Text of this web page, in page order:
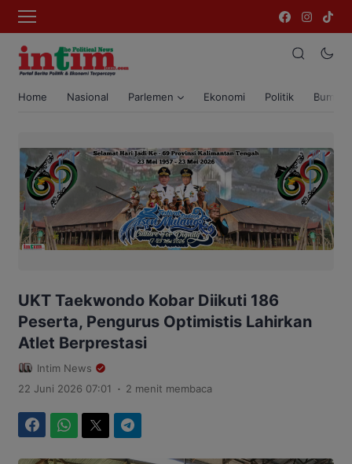
Home Nasional Parlemen Ekonomi Politik Bumi
UKT Taekwondo Kobar Diikuti 186
Peserta, Pengurus Optimistis Lahirkan
Atlet Berprestasi
Intim News
22 Juni 2026 07:01
. 2 menit membaca